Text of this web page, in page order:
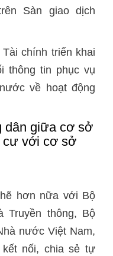
Sàn giao dịch
chính triển khai
thông tin phục vụ
về hoạt động
dân giữa cơ sở
cư với cơ sở
hơn nữa với Bộ
Truyền thông, Bộ
nước Việt Nam,
nối, chia sẻ tự